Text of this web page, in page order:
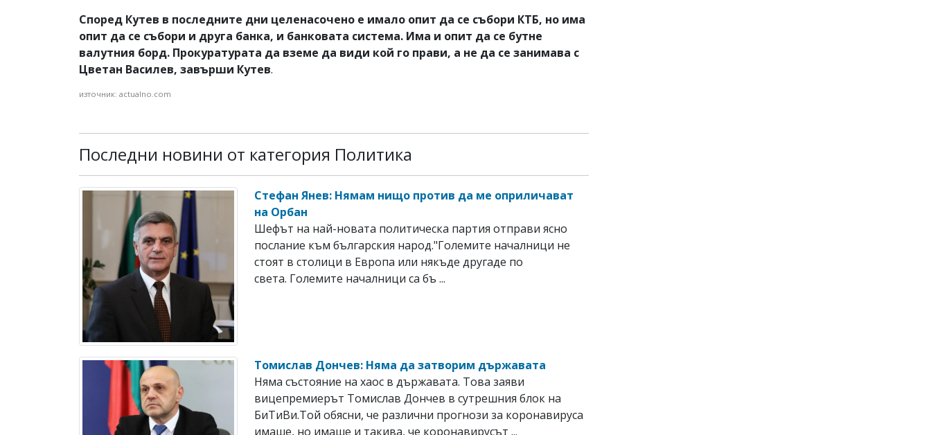
Според Кутев в последните дни целенасочено е имало опит да се събори КТБ, но има
опит да се събори и друга банка, и банковата система. Има и опит да се бутне
валутния борд. Прокуратурата да вземе да види кой го прави, а не да се занимава с
Цветан Василев, завърши Кутев.
източник: actualno.com
Последни новини от категория Политика
Стефан Янев: Нямам нищо против да ме оприличават
на Орбан
Шефът на най-новата политическа партия отправи ясно
послание към българския народ."Големите началници не
стоят в столици в Европа или някъде другаде по
света. Големите началници са бъ ...
Томислав Дончев: Няма да затворим държавата
Няма състояние на хаос в държавата. Toва заяви
вицепремиерът Томислав Дончев в сутрешния блок на
БиТиВи.Той обясни, че различни прогнози за коронавируса
имаше, но имаше и такива, че коронавирусът ...